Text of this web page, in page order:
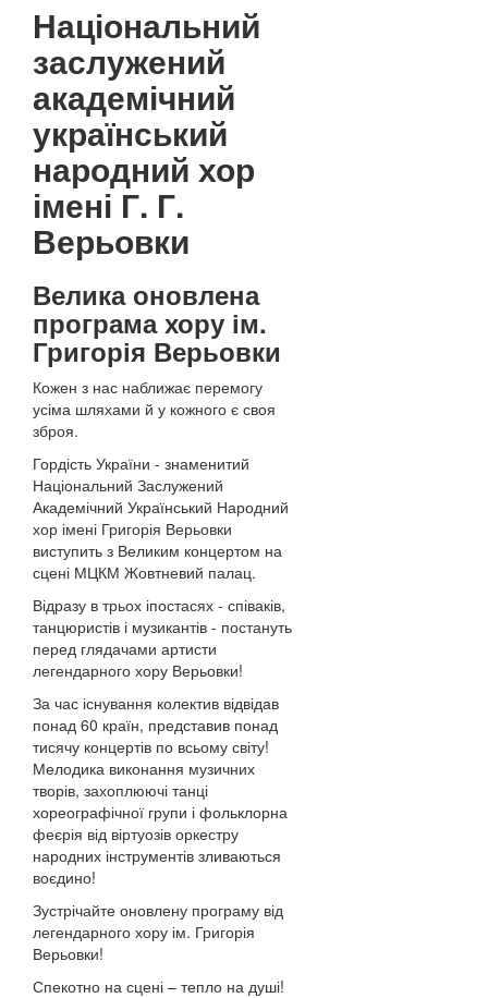
Національний
заслужений
академічний
український
народний хор
імені Г. Г.
Верьовки
Велика оновлена
програма хору ім.
Григорія Верьовки
Кожен з нас наближає перемогу
усіма шляхами й у кожного є своя
зброя.
Гордість України - знаменитий
Національний Заслужений
Академічний Український Народний
хор імені Григорія Верьовки
виступить з Великим концертом на
сцені МЦКМ Жовтневий палац.
Відразу в трьох іпостасях - співаків,
танцюристів і музикантів - постануть
перед глядачами артисти
легендарного хору Верьовки!
За час існування колектив відвідав
понад 60 країн, представив понад
тисячу концертів по всьому світу!
Мелодика виконання музичних
творів, захоплюючі танці
хореографічної групи і фольклорна
феєрія від віртуозів оркестру
народних інструментів зливаються
воєдино!
Зустрічайте оновлену програму від
легендарного хору ім. Григорія
Верьовки!
Спекотно на сцені – тепло на душі!